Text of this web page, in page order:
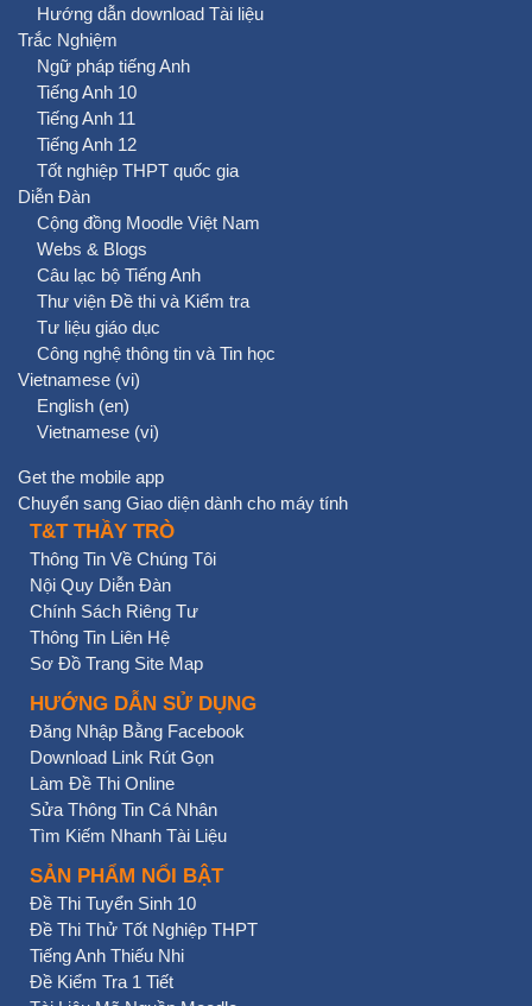
Hướng dẫn download Tài liệu
Trắc Nghiệm
Ngữ pháp tiếng Anh
Tiếng Anh 10
Tiếng Anh 11
Tiếng Anh 12
Tốt nghiệp THPT quốc gia
Diễn Đàn
Cộng đồng Moodle Việt Nam
Webs & Blogs
Câu lạc bộ Tiếng Anh
Thư viện Đề thi và Kiểm tra
Tư liệu giáo dục
Công nghệ thông tin và Tin học
Vietnamese ‎(vi)‎
English ‎(en)‎
Vietnamese ‎(vi)‎
Get the mobile app
Chuyển sang Giao diện dành cho máy tính
T&T THẦY TRÒ
Thông Tin Về Chúng Tôi
Nội Quy Diễn Đàn
Chính Sách Riêng Tư
Thông Tin Liên Hệ
Sơ Đồ Trang Site Map
HƯỚNG DẪN SỬ DỤNG
Đăng Nhập Bằng Facebook
Download Link Rút Gọn
Làm Đề Thi Online
Sửa Thông Tin Cá Nhân
Tìm Kiếm Nhanh Tài Liệu
SẢN PHẨM NỔI BẬT
Đề Thi Tuyển Sinh 10
Đề Thi Thử Tốt Nghiệp THPT
Tiếng Anh Thiếu Nhi
Đề Kiểm Tra 1 Tiết